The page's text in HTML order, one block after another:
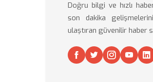
Doğru bilgi ve hızlı
son dakika
ulaştıran güvenilir haber